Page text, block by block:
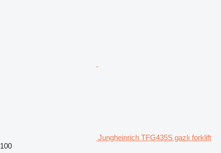
Jungheinrich TFG435S gazlı forklift
100